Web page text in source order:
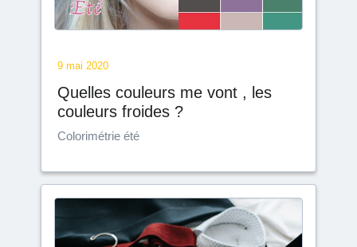
9 mai 2020
Quelles couleurs me vont , les
couleurs froides ?
Colorimétrie été